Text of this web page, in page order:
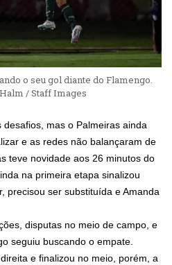
o seu gol diante do Flamengo.
/ Staff Images
mas o Palmeiras ainda
e as redes não balançaram de
teve novidade aos 26 minutos do
na primeira etapa sinalizou
precisou ser substituída e Amanda
disputas no meio de campo, e
seguiu buscando o empate.
e finalizou no meio, porém, a